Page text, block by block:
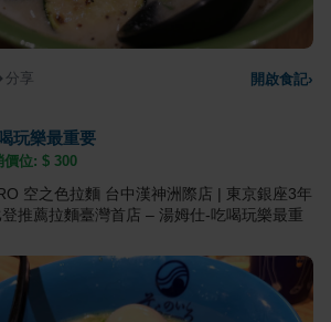
分享 開啟食記›
玩樂最重要
價位: $ 300
空之色拉麵 台中漢神洲際店 | 東京銀座3年
推薦拉麵臺灣首店 – 湯姆仕-吃喝玩樂最重